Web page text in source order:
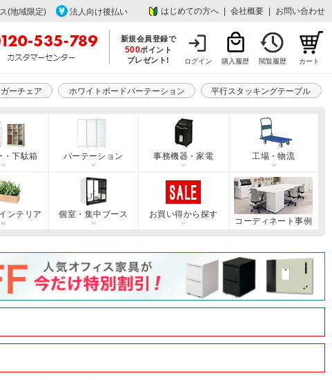
(地域限定) 法人向け後払い はじめての方へ 会社概要 お問い合わせ
新規会員登録で
500ポイント
プレゼント!
ログイン 購入履歴 閲覧履歴 カート
ーチェア ホワイトボードパーテーション 平行スタッキングテーブル
・下駄箱 パーテーション 事務機器・家電 工場・物流
ンテリア 個室・集中ブース
お買い得から探す
コーディネート事例